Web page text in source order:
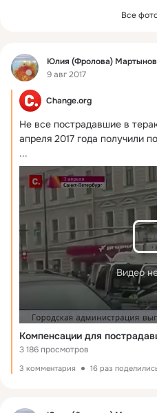
Все
Фид Юлия (Фролова)
9 авг 2017
Change.org
Не все пострадавшие в
апреля 2017 года получили
...
Видео
3 186 просмотров
3 комментария 16 раз